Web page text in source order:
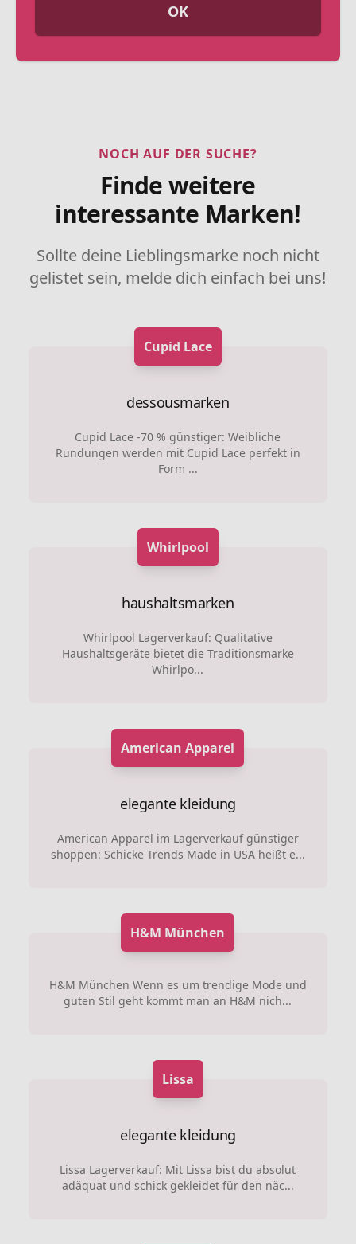
OK
NOCH AUF DER SUCHE?
Finde weitere
interessante Marken!
Sollte deine Lieblingsmarke noch nicht
gelistet sein, melde dich einfach bei uns!
Cupid Lace
dessousmarken
Cupid Lace -70 % günstiger: Weibliche
Rundungen werden mit Cupid Lace perfekt in
Form ...
Whirlpool
haushaltsmarken
Whirlpool Lagerverkauf: Qualitative
Haushaltsgeräte bietet die Traditionsmarke
Whirlpo...
American Apparel
elegante kleidung
American Apparel im Lagerverkauf günstiger
shoppen: Schicke Trends Made in USA heißt e...
H&M München
H&M München Wenn es um trendige Mode und
guten Stil geht kommt man an H&M nich...
Lissa
elegante kleidung
Lissa Lagerverkauf: Mit Lissa bist du absolut
adäquat und schick gekleidet für den näc...